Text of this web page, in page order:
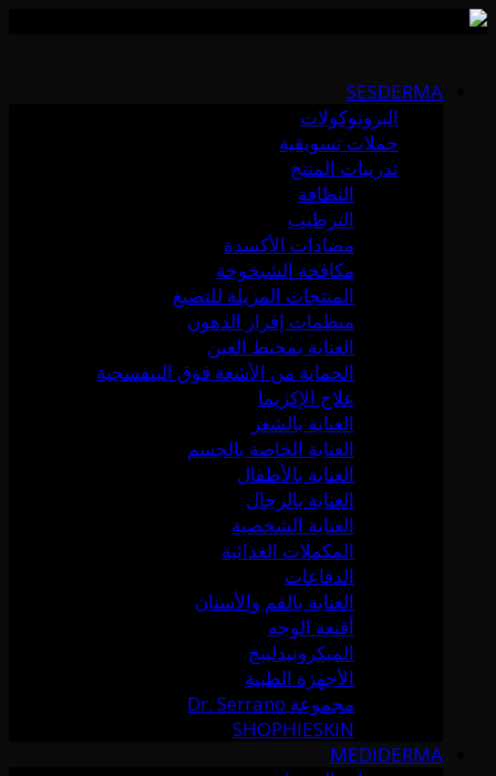
content
SESDERMA
البروتوكولات
حملات تسويقية
تدريبات المنتج
النظافة
الترطيب
مضادات الأكسدة
مكافحة الشيخوخة
المنتجات المزيلة للتصبغ
منظمات إفراز الدهون
العناية بمحيط العين
الحماية من الأشعة فوق البنفسجية
علاج الإكزيما
العناية بالشعر
العناية الخاصة بالجسم
العناية بالأطفال
العناية بالرجال
العناية الشخصية
المكملات الغذائية
الدفاعات
العناية بالفم والأسنان
أقنعة الوجه
الميكرونيدلينج
الأجهزة الطبية
مجموعة Dr. Serrano
SHOPHIESKIN
MEDIDERMA